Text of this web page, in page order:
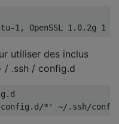
utiliser des inclus
/ .ssh / config.d